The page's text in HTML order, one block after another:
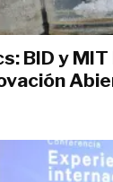
BID y MIT